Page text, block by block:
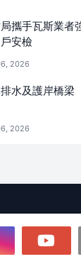
攜手瓦斯業
安檢
2026
水及護岸橋
2026